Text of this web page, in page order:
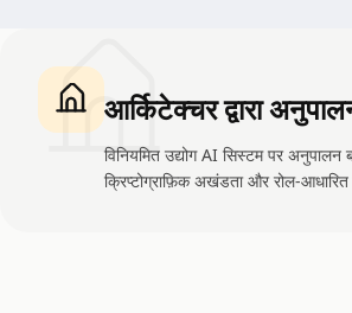
आर्किटेक्चर द्वारा
विनियमित उद्योग AI सिस्टम पर
क्रिप्टोग्राफ़िक अखंडता और रोल-